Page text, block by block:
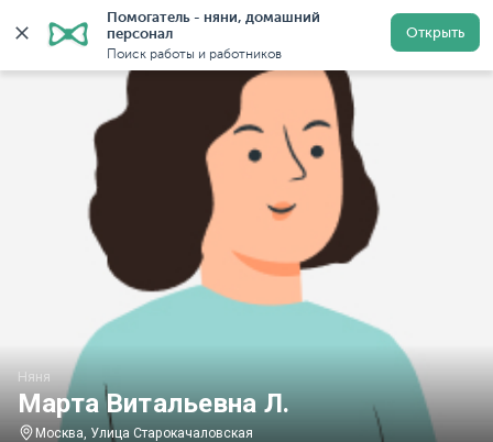
Помогатель - няни, домашний
персонал
Поиск работы и работников
Открыть
Главная Няни Няни в Москве Няни у метро
Марта Витальевна Л.
Няня
Москва, Улица Старокачаловская